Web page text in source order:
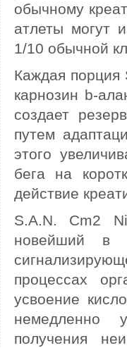
обычному
атлеты могут
1/10 обычной
Каждая порция
карнозин b-
создает
путем
этого
бега на
действие
S.A.N. Cm2
новейший в
процессах
усвоение
немедленно
получения